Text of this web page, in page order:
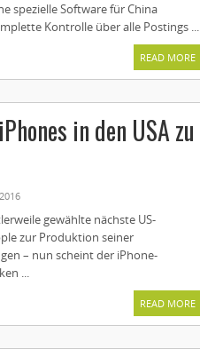
spezielle Software für China
Kontrolle über alle Postings ...
READ MORE
in den USA zu
gewählte nächste US-
zur Produktion seiner
– nun scheint der iPhone-
...
READ MORE